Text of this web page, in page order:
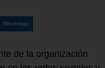
WhatsApp
de la organización